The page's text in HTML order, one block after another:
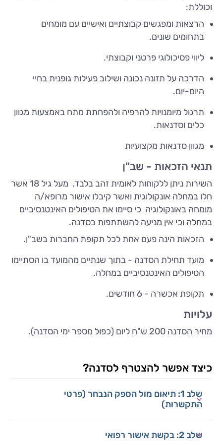
וכוללת:
הרצאות ומפגשים קבוצתיים ואישיים עם מומחים
בתחומים שונים.
ליווי פסיכולוגי פרטני וקבוצתי.
הדרכה על תזונה נכונה ושילוב פעילות גופנית בחיי
היום-יום.
תרגול מיומנויות להרפיה ולהפחתת מתח באמצעות מגוון
כלים וסדנאות.
מגוון סדנאות מקצועיות
תנאי הזכאות - שב"ן
השירות ניתן ללקוחות לאומית זהב בלבד, מעל גיל 18 אשר
חלו במחלה אונקולוגית ואשר קיבלו אישור מרופא/ה
מומחה באונקולוגיה כי סיימו את הטיפולים האינטנסיביים
במחלה וכי אין מניעה להשתתפות בסדנה.
הזכאות הינה פעם אחת לכל תקופת החברות בשב"ן.
מועד תחילת הסדנה - בתוך שנתיים מהמועד בו הסתיימו
הטיפולים האינטנסיביים במחלה.
תקופת אכשרה - 6 חודשים.
עלויות
מחיר הסדנה 200 ש"ח ליום (כפול מספר ימי הסדנה).
כיצד אפשר להצטרף לסדנה?
שלב 1: תיאום מול הספק הנבחר (פרטי
התקשרות)
שלב 2: בקשת אישור רפואי